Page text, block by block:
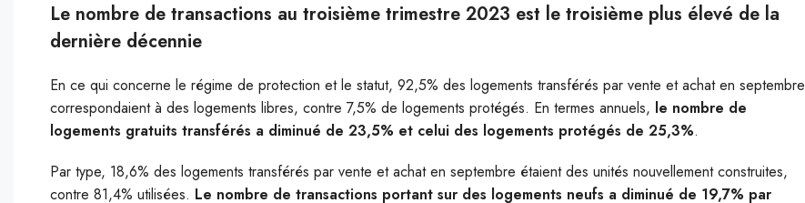
Le nombre de transactions au troisième trimestre 2023 est le troisième plus élevé de la
dernière décennie
En ce qui concerne le régime de protection et le statut, 92,5% des logements transférés par vente et achat en septembre
correspondaient à des logements libres, contre 7,5% de logements protégés. En termes annuels, le nombre de
logements gratuits transférés a diminué de 23,5% et celui des logements protégés de 25,3%.
Par type, 18,6% des logements transférés par vente et achat en septembre étaient des unités nouvellement construites,
contre 81,4% utilisées. Le nombre de transactions portant sur des logements neufs a diminué de 19,7% par